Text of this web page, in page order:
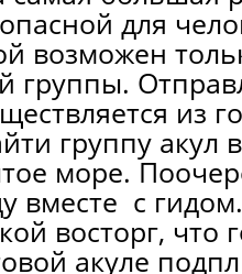
для
возможен
группы.
из
группу акул
море.
вместе с
восторг, что
акуле